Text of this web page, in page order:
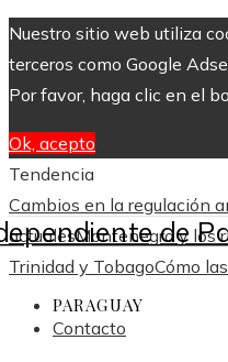
Nuestro sitio web utiliza
terceros como Google
Por favor, haga clic en el
Ok, acepto
Tendencia
Cambios en la regulación
actualesMontenegro y los
Trinidad y TobagoCómo
Contacto
PARAGUAY